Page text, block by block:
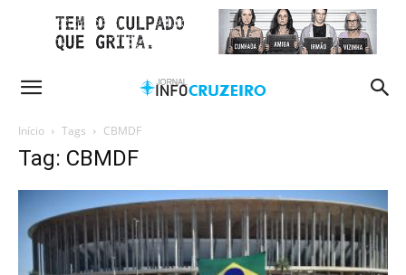
Início Tags CBMDF
Tag: CBMDF